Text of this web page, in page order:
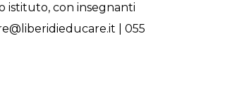
istituto, con insegnanti
| 055